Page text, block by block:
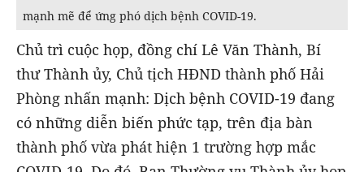
mạnh mẽ để ứng phó dịch bệnh COVID-19.
Chủ trì cuộc họp, đồng chí Lê Văn Thành, Bí
thư Thành ủy, Chủ tịch HĐND thành phố Hải
Phòng nhấn mạnh: Dịch bệnh COVID-19 đang
có những diễn biến phức tạp, trên địa bàn
thành phố vừa phát hiện 1 trường hợp mắc